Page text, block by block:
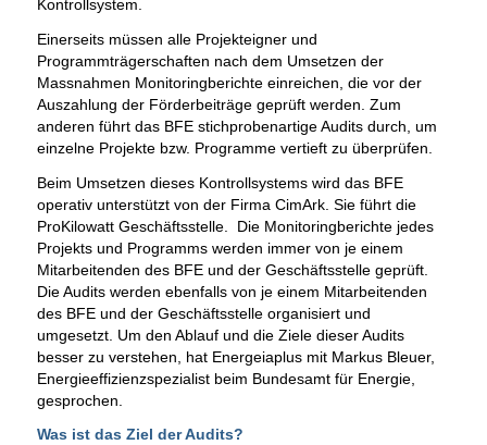
Kontrollsystem.
Einerseits müssen alle Projekteigner und
Programmträgerschaften nach dem Umsetzen der
Massnahmen Monitoringberichte einreichen, die vor der
Auszahlung der Förderbeiträge geprüft werden. Zum
anderen führt das BFE stichprobenartige Audits durch, um
einzelne Projekte bzw. Programme vertieft zu überprüfen.
Beim Umsetzen dieses Kontrollsystems wird das BFE
operativ unterstützt von der Firma CimArk. Sie führt die
ProKilowatt Geschäftsstelle. Die Monitoringberichte jedes
Projekts und Programms werden immer von je einem
Mitarbeitenden des BFE und der Geschäftsstelle geprüft.
Die Audits werden ebenfalls von je einem Mitarbeitenden
des BFE und der Geschäftsstelle organisiert und
umgesetzt. Um den Ablauf und die Ziele dieser Audits
besser zu verstehen, hat Energeiaplus mit Markus Bleuer,
Energieeffizienzspezialist beim Bundesamt für Energie,
gesprochen.
Was ist das Ziel der Audits?